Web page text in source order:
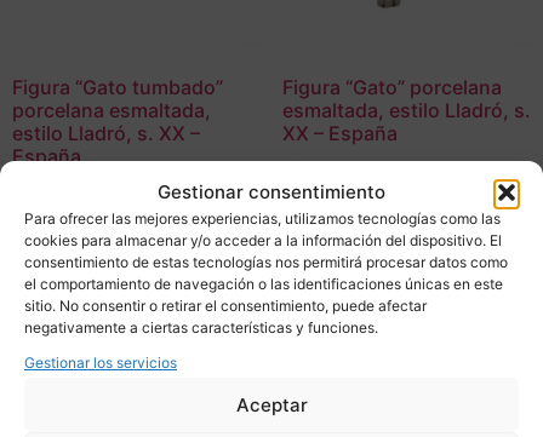
Gestionar consentimiento
Para ofrecer las mejores experiencias, utilizamos tecnologías como las
cookies para almacenar y/o acceder a la información del dispositivo. El
consentimiento de estas tecnologías nos permitirá procesar datos como
el comportamiento de navegación o las identificaciones únicas en este
sitio. No consentir o retirar el consentimiento, puede afectar
negativamente a ciertas características y funciones.
Gestionar los servicios
Aceptar
Figura “Gato tumbado”
porcelana esmaltada,
estilo Lladró, s. XX –
España
Adquirir
Add To Compare
Figura “Gato” porcelana
esmaltada, estilo Lladró, s.
XX – España
180,00€
Adquirir
Add To Compare